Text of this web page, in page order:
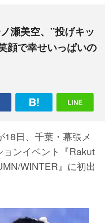
瀬美空、”投げキッ
顔で幸せいっぱいの
18日、千葉・幕張メ
ョンイベント『Rakut
WINTER』に初出